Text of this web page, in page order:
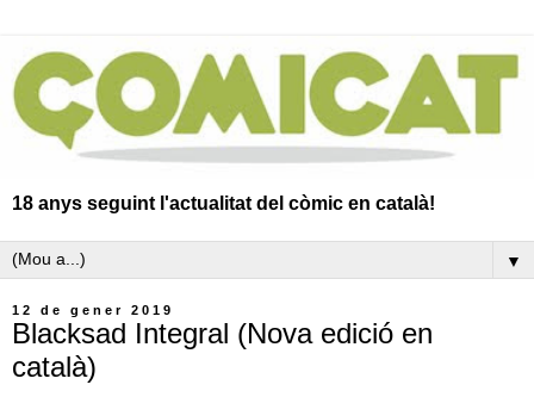
18 anys seguint l'actualitat del còmic en català!
▼
12 de gener 2019
Blacksad Integral (Nova edició en
català)